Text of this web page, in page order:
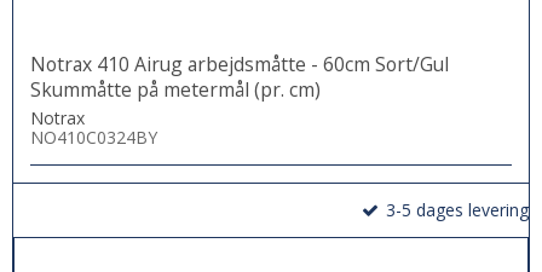
Notrax 410 Airug arbejdsmåtte - 60cm Sort/Gul
Skummåtte på metermål (pr. cm)
Notrax
NO410C0324BY
3-5 dages levering